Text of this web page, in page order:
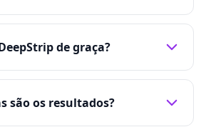
de graça?
são os resultados?